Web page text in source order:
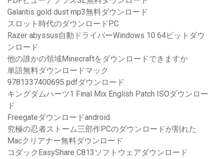
Galantis gold dust mp3無料ダウンロード
スロット時代のダウンロードPC
Razer abyssus自動ドライバーWindows 10 64ビットダウ
ンロード
他の誰かの領域Minecraftをダウンロードできますか
単語無料ダウンロードマック
9781337400695 pdfダウンロード
キングダムハーツ1 Final Mix English Patch ISOダウンロー
ド
Freegateダウンロードandroid
究極の忍者ストーム三部作PCのダウンロードが割れた
Macクリアナー無料ダウンロード
コダックEasyShare C813ソフトウェアダウンロード